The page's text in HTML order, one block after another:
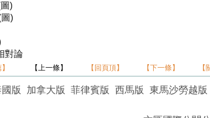
)
)
對論
【上一條】 【回頁頂】 【下一條】 【
版 加拿大版 菲律賓版 西馬版 東馬沙勞越版